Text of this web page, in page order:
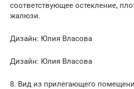
соответствующее остекление,
жалюзи.
Дизайн: Юлия Власова
Дизайн: Юлия Власова
8. Вид из прилегающего